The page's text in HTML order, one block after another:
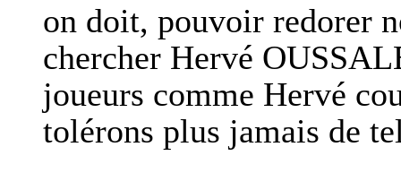
on doit, pouvoir redorer
chercher Hervé
joueurs comme Hervé
tolérons plus jamais de